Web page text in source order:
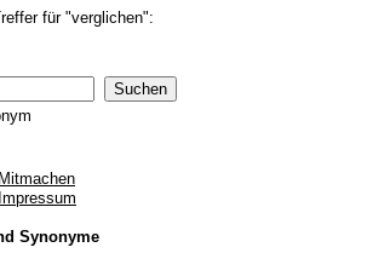
für "verglichen":
Mitmachen
Impressum
Synonyme